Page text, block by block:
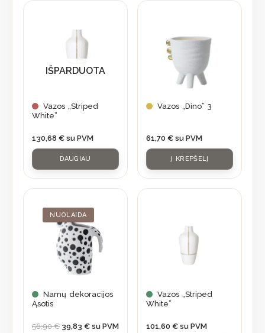
IŠPARDUOTA
Vazos „Striped
White”
130,68 € su PVM
DAUGIAU
Vazos „Dino” 3
61,70 € su PVM
Į KREPŠELĮ
NUOLAIDA
Namų dekoracijos
Ąsotis
56,90€
was:
56,90 €.
39,83 €
is:
su PVM
Vazos „Striped
White”
101,60 € su PVM